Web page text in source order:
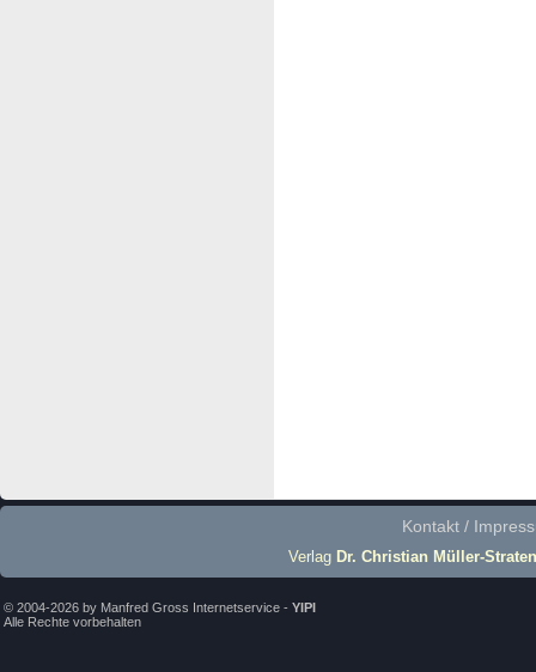
Kontakt /
Verlag Dr. Christian Müller-Straten
© 2004-2026 by Manfred Gross Internetservice - YIPI
Alle Rechte vorbehalten